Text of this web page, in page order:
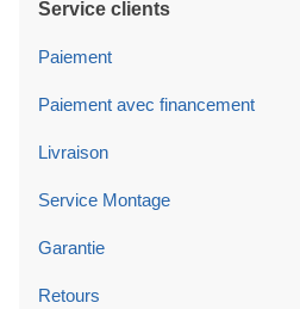
Service clients
Paiement
Paiement avec financement
Livraison
Service Montage
Garantie
Retours